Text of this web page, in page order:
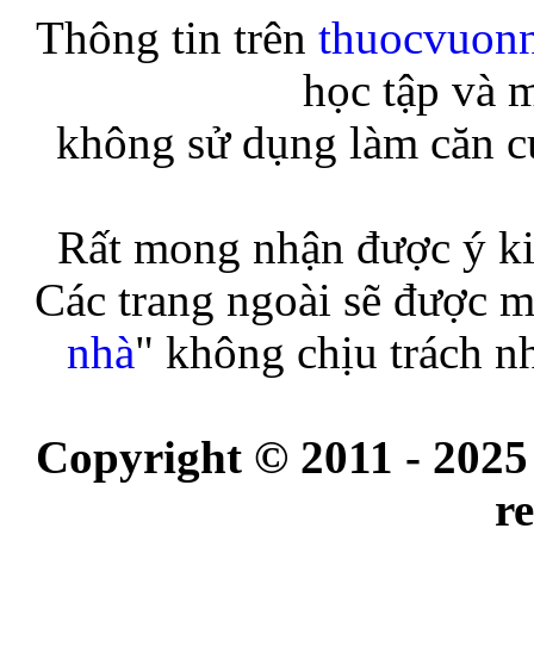
Thông tin trên
học tập và
không sử dụng làm căn
Rất mong nhận được ý
Các trang ngoài sẽ được
nhà" không chịu trách
Copyright © 2011 - 2025